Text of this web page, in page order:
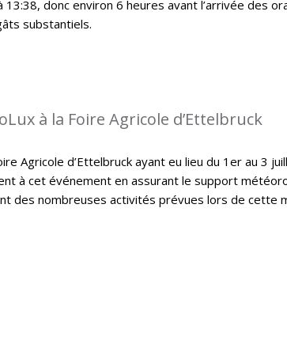
donc environ 6 heures avant l’arrivée des
substantiels.
à la Foire Agricole d’Ettelbruck
Agricole d’Ettelbruck ayant eu lieu du 1er au 3
à cet événement en assurant le support
des nombreuses activités prévues lors de cette